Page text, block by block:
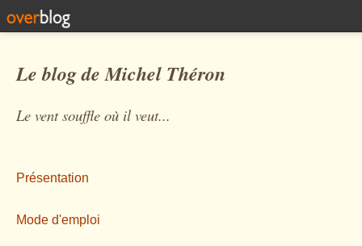
Le blog de Michel Théron
Le vent souffle où il veut...
Présentation
Mode d'emploi